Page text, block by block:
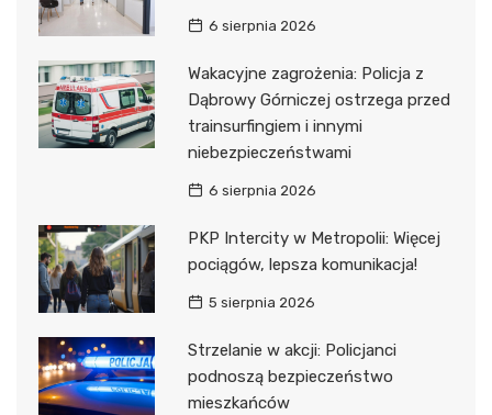
6 sierpnia 2026
Wakacyjne zagrożenia: Policja z
Dąbrowy Górniczej ostrzega przed
trainsurfingiem i innymi
niebezpieczeństwami
6 sierpnia 2026
PKP Intercity w Metropolii: Więcej
pociągów, lepsza komunikacja!
5 sierpnia 2026
Strzelanie w akcji: Policjanci
podnoszą bezpieczeństwo
mieszkańców